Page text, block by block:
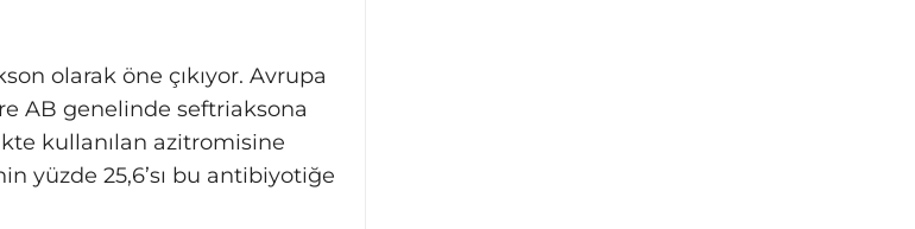
olarak öne çıkıyor. Avrupa
AB genelinde seftriaksona
kullanılan azitromisine
yüzde 25,6’sı bu antibiyotiğe